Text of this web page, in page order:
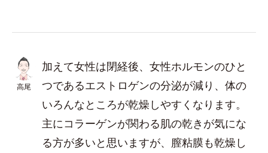
高尾
加えて女性は閉経後、女性ホルモンのひと
つであるエストロゲンの分泌が減り、体の
いろんなところが乾燥しやすくなります。
主にコラーゲンが関わる肌の乾きが気にな
る方が多いと思いますが、膣粘膜も乾燥し